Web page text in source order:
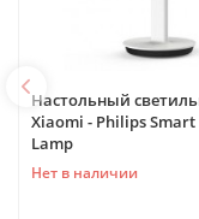
Настольный
Xiaomi - Philips Smart
Lamp
Нет в наличии